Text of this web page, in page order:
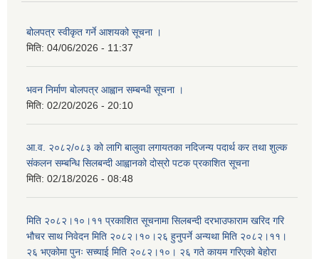
बोलपत्र स्वीकृत गर्ने आशयको सूचना ।
मिति: 04/06/2026 - 11:37
भवन निर्माण बोलपत्र आह्वान सम्बन्धी सूचना ।
मिति: 02/20/2026 - 20:10
आ.व. २०८२/०८३ को लागि बालुवा लगायतका नदिजन्य पदार्थ कर तथा शुल्क
संकलन सम्बन्धि सिलबन्दी आह्वानको दोस्रो पटक प्रकाशित सूचना
मिति: 02/18/2026 - 08:48
मिति २०८२।१०।११ प्रकाशित सूचनामा सिलबन्दी दरभाउफाराम खरिद गरि
भौचर साथ निवेदन मिति २०८२।१०।२६ हुनुपर्ने अन्यथा मिति २०८२।११।
२६ भएकोमा पुनः सच्याई मिति २०८२।१०। २६ गते कायम गरिएको बेहोरा